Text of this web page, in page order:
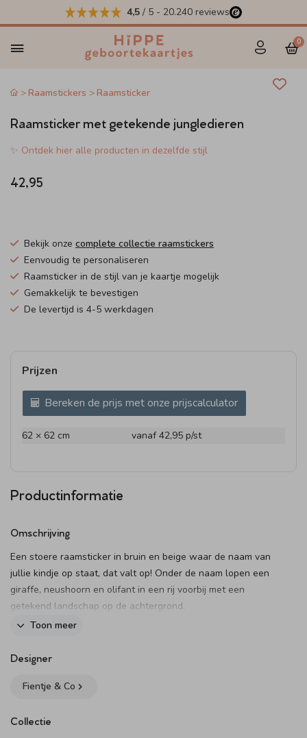
4,5 / 5 - 20.240 reviews
0
Raamstickers Raamsticker
Raamsticker met getekende jungledieren
✨ Ontdek hier alle producten in dezelfde stijl
42,95
Bekijk onze complete collectie raamstickers
Eenvoudig te personaliseren
Raamsticker in de stijl van je kaartje mogelijk
Gemakkelijk te bevestigen
De levertijd is 4-5 werkdagen
Prijzen
Bereken de prijs met onze prijscalculator
62 × 62 cm vanaf 42,95 p/st
Productinformatie
Omschrijving
Een stoere raamsticker in bruin en beige waar de naam van
jullie kindje op staat, dat valt op! Onder de naam lopen een
giraffe, neushoorn en olifant in een rij voorbij met een
getekend landschap op de achtergrond.
Toon meer
Designer
Fientje & Co
Collectie